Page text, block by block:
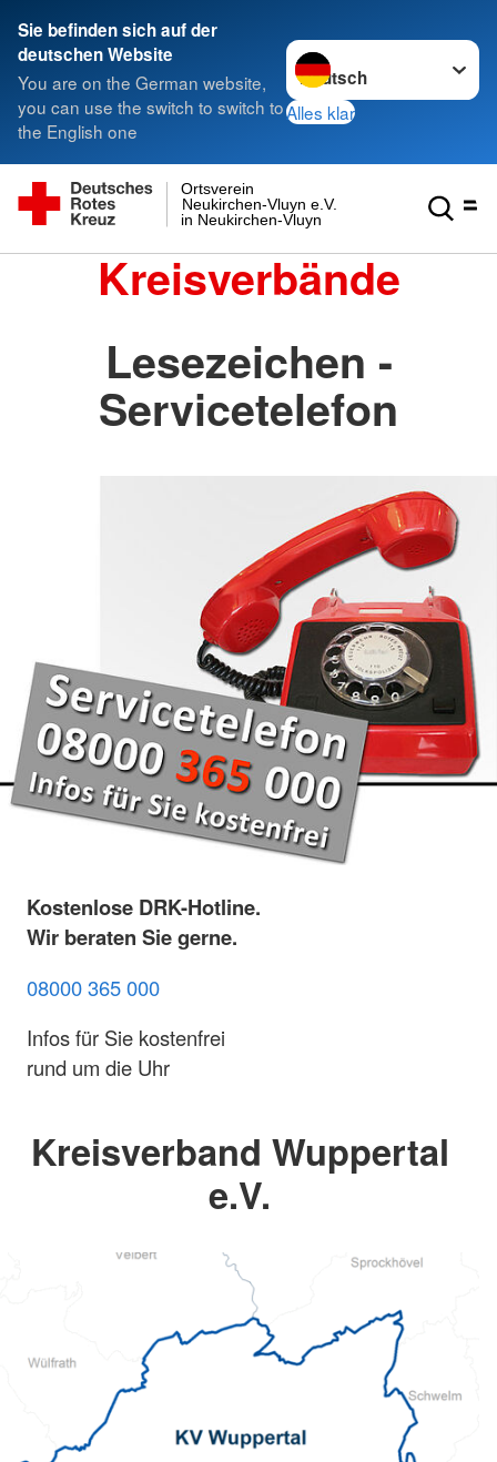
Sie befinden sich auf der
deutschen Website
You are on the German website,
you can use the switch to switch to
the English one
Sprache wechseln zu
Alles klar
in Neukirchen-Vluyn
Neukirchen-Vluyn e.V.
Ortsverein
Kreisverbände
Lesezeichen -
Servicetelefon
Kostenlose DRK-Hotline.
Wir beraten Sie gerne.
08000 365 000
Infos für Sie kostenfrei
rund um die Uhr
Kreisverband Wuppertal
e.V.